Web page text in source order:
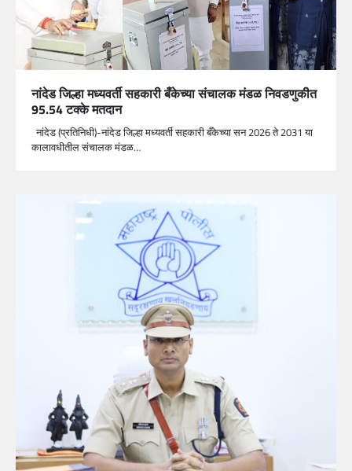
नांदेड जिल्हा मध्यवर्ती सहकारी बँकेच्या संचालक मंडळ निवडणुकीत
95.54 टक्के मतदान
नांदेड (प्रतिनिधी)-नांदेड जिल्हा मध्यवर्ती सहकारी बँकेच्या सन 2026 ते 2031 या
कालावधीतील संचालक मंडळ…